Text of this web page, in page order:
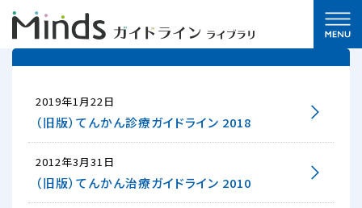
2019年1月22日
（旧版）てんかん診療ガイドライン 2018
2012年3月31日
（旧版）てんかん治療ガイドライン 2010